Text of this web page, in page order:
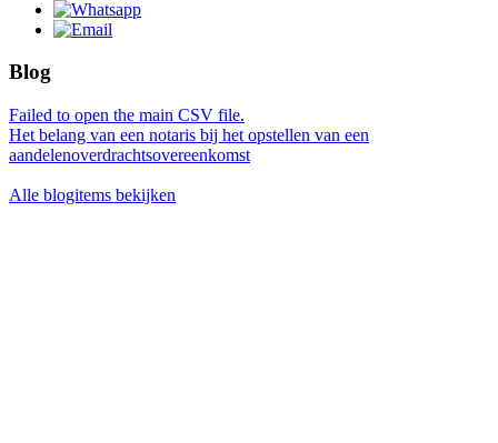
Blog
Failed to open the main CSV file.
Het belang van een notaris bij het opstellen van een
aandelenoverdrachtsovereenkomst
Alle blogitems bekijken